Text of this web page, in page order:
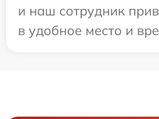
и наш сотрудник
в удобное место и